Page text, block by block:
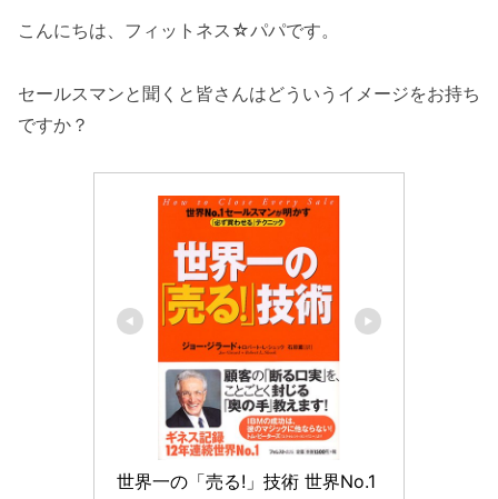
こんにちは、フィットネス☆パパです。
セールスマンと聞くと皆さんはどういうイメージをお持ち
ですか？
世界一の「売る!」技術 世界No.1